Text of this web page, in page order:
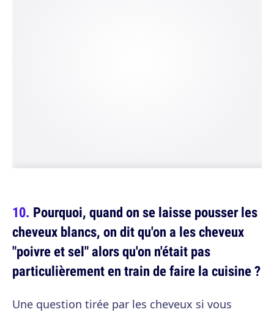
Pourquoi, quand on se laisse pousser les
cheveux blancs, on dit qu'on a les cheveux
"poivre et sel" alors qu'on n'était pas
particulièrement en train de faire la cuisine ?
Une question tirée par les cheveux si vous